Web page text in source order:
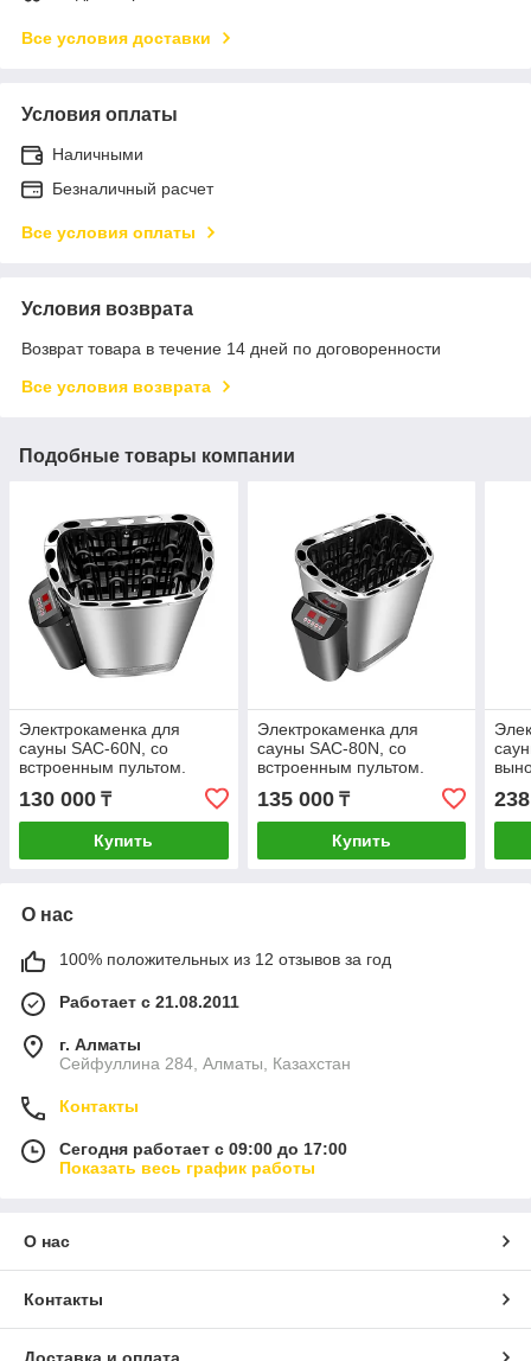
Все условия доставки
Условия оплаты
Наличными
Безналичный расчет
Все условия оплаты
Условия возврата
Возврат товара в течение 14 дней по договоренности
Все условия возврата
Подобные товары компании
Электрокаменка для
сауны SAC-60N, со
встроенным пультом.
130 000 ₸
Купить
Электрокаменка для
сауны SAC-80N, со
встроенным пультом.
135 000₸
Купить
О нас
100% положительных из 12 отзывов за год
Работает с 21.08.2011
г. Алматы
Сейфуллина 284, Алматы, Казахстан
Контакты
Сегодня работает с 09:00 до 17:00
Показать весь график работы
О нас
Контакты